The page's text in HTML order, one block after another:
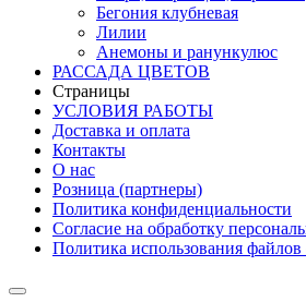
Бегония клубневая
Лилии
Анемоны и ранункулюс
РАССАДА ЦВЕТОВ
Страницы
УСЛОВИЯ РАБОТЫ
Доставка и оплата
Контакты
О наc
Розница (партнеры)
Политика конфиденциальности
Согласие на обработку
Политика использования файлов